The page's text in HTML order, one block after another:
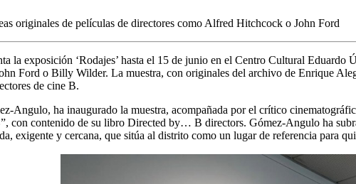
originales de películas de directores como Alfred Hitchcock o John Ford
la exposición ‘Rodajes’ hasta el 15 de junio en el Centro Cultural
Ford o Billy Wilder. La muestra, con originales del archivo de Enrique
de cine B.
Angulo, ha inaugurado la muestra, acompañada por el crítico
con contenido de su libro Directed by… B directors. Gómez-Angulo ha
exigente y cercana, que sitúa al distrito como un lugar de referencia para